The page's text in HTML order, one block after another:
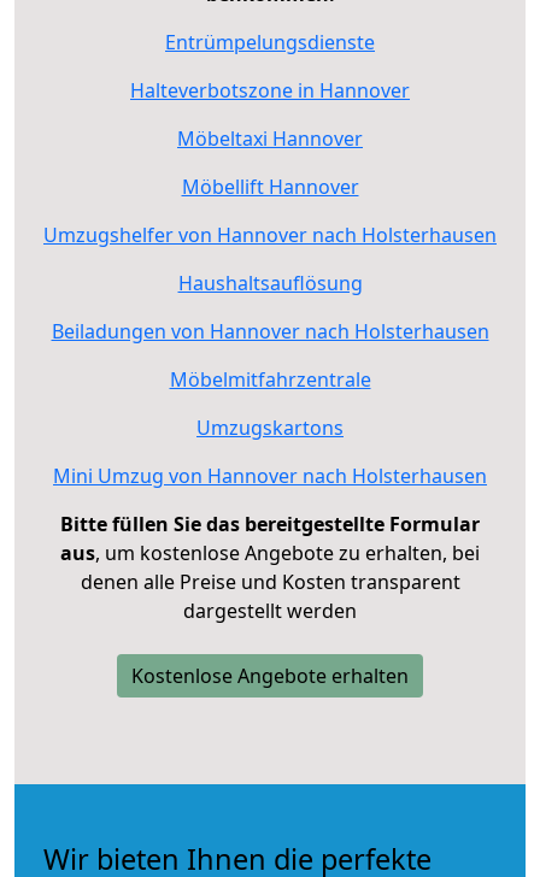
Entrümpelungsdienste
Halteverbotszone in Hannover
Möbeltaxi Hannover
Möbellift Hannover
Umzugshelfer von Hannover nach Holsterhausen
Haushaltsauflösung
Beiladungen von Hannover nach Holsterhausen
Möbelmitfahrzentrale
Umzugskartons
Mini Umzug von Hannover nach Holsterhausen
Bitte füllen Sie das bereitgestellte Formular
aus, um kostenlose Angebote zu erhalten, bei
denen alle Preise und Kosten transparent
dargestellt werden
Kostenlose Angebote erhalten
Wir bieten Ihnen die perfekte